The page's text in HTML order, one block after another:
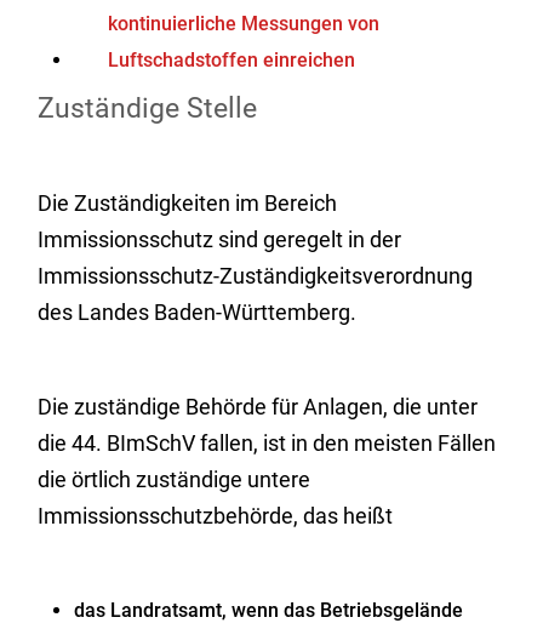
kontinuierliche Messungen von
Luftschadstoffen einreichen
Zuständige Stelle
Die Zuständigkeiten im Bereich
Immissionsschutz sind geregelt in der
Immissionsschutz-Zuständigkeitsverordnung
des Landes Baden-Württemberg.
Die zuständige Behörde für Anlagen, die unter
die 44. BImSchV fallen, ist in den meisten Fällen
die örtlich zuständige untere
Immissionsschutzbehörde, das heißt
das Landratsamt, wenn das Betriebsgelände